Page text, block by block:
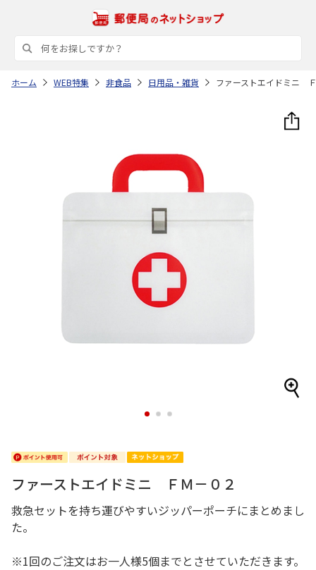
ホーム WEB特集 非食品 日用品・雑貨 ファーストエイドミニ
1 2 3
ファーストエイドミニ ＦＭ－０２
救急セットを持ち運びやすいジッパーポーチにまとめまし
た。
※1回のご注文はお一人様5個までとさせていただきます。